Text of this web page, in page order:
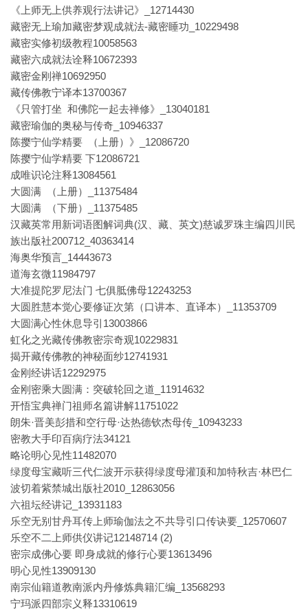
《上师无上供养观行法讲记》_12714430
藏密无上瑜加藏密梦观成就法-藏密睡功_10229498
藏密实修初级教程10058563
藏密六成就法诠释10672393
藏密金刚禅10692950
藏传佛教宁译本13700367
《只管打坐 和佛陀一起去禅修》_13040181
藏密瑜伽的奥秘与传奇_10946337
陈撄宁仙学精要 （上册）》_12086720
陈撄宁仙学精要 下12086721
成唯识论注释13084561
大圆满 （上册）_11375484
大圆满 （下册）_11375485
汉藏英常用新词语图解词典(汉、藏、英文)慈诚罗珠主编四川民
族出版社200712_40363414
海奥华预言_14443673
道海玄微11984797
大准提陀罗尼法门 七俱胝佛母12243253
大圆胜慧本觉心要修证次第（口讲本、直译本）_11353709
大圆满心性休息导引13003866
虹化之光藏传佛教密宗奇观10229831
揭开藏传佛教的神秘面纱12741931
金刚经讲话12292975
金刚密乘大圆满：突破轮回之道_11914632
开悟宝典禅门祖师名篇讲解11751022
朗朱·晋美彭措和空行母·达热德钦杰母传_10943233
密教大手印百病疗法34121
略论明心见性11482070
绿度母宝藏听三代仁波开示获得绿度母灌顶和加特秋吉·林巴仁
波切着紫禁城出版社2010_12863056
六祖坛经讲记_13931183
乐空无别甘丹耳传上师瑜伽法之不共导引口传诀要_12570607
乐空不二上师供仪讲记12148714 (2)
密宗成佛心要 即身成就的修行心要13613496
明心见性13909130
南宗仙籍道教南派内丹修炼典籍汇编_13568293
宁玛派四部宗义释13310619